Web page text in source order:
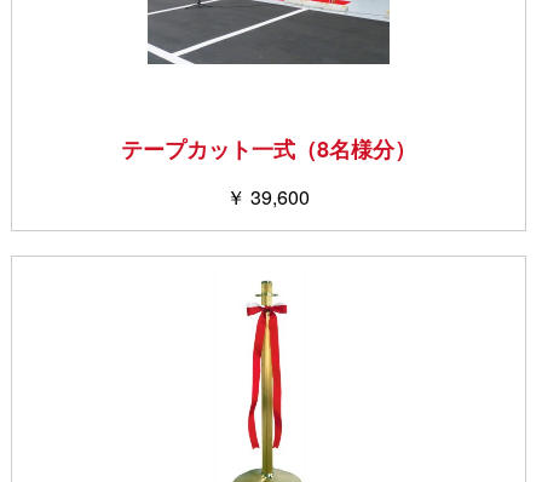
テープカット一式（8名様分）
￥ 39,600